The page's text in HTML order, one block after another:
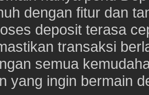
dengan fitur dan
deposit terasa
transaksi
semua
yang ingin bermain